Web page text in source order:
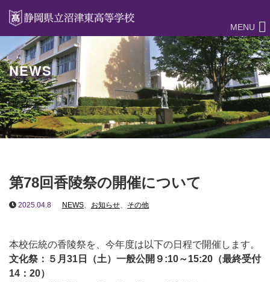
MENU
NEWS
第78回香陵祭の開催について
2025.04.8 NEWS、 お知らせ、 その他
本校伝統の香陵祭を、今年度は以下の日程で開催します。
文化祭：５月31日（土）一般公開９:10～15:20（最終受付
14：20）